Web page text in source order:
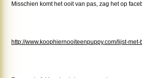
Misschien komt het ooit van pas, zag het op
http://www.koophiernooiteenpuppy.com/lijst-